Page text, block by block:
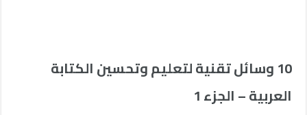
10 وسائل تقنية لتعليم وتحسين الكتابة
العربية – الجزء 1